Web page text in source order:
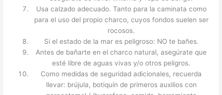
Usa calzado adecuado. Tanto para la caminata como
para el uso del propio charco, cuyos fondos suelen ser
rocosos.
Si el estado de la mar es peligroso: NO te bañes.
Antes de bañarte en el charco natural, asegúrate que
esté libre de aguas vivas y/o otros peligros.
Como medidas de seguridad adicionales, recuerda
llevar: brújula, botiquín de primeros auxilios con